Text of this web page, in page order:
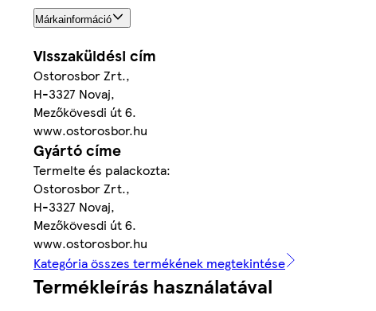
Márkainformáció
Visszaküldési cím
Ostorosbor Zrt.,
H-3327 Novaj,
Mezőkövesdi út 6.
www.ostorosbor.hu
Gyártó címe
Termelte és palackozta:
Ostorosbor Zrt.,
H-3327 Novaj,
Mezőkövesdi út 6.
www.ostorosbor.hu
Kategória összes termékének megtekintése
Termékleírás használatával